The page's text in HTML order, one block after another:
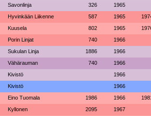
Savonlinja 326 1965
Hyvinkään Liikenne 587 1965
Kuusela 802 1965
Porin Linjat 740 1966
Sukulan Linja 1886 1966
Vähärauman 740 1966
Kivistö 1966
Kivistö 1966
Eino Tuomala 1986 1966
Kyllonen 2095 1967